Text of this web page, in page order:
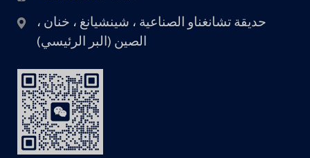
حديقة تشانغناو الصناعية ، شينشيانغ ، خنان ،
الصين (البر الرئيسي)